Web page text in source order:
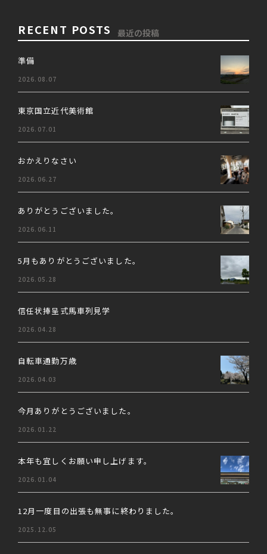
RECENT POSTS 最近の投稿
準備
2026.08.07
東京国立近代美術館
2026.07.01
おかえりなさい
2026.06.27
ありがとうございました。
2026.06.11
5月もありがとうございました。
2026.05.28
信任状捧呈式馬車列見学
2026.04.28
自転車通勤万歳
2026.04.03
今月ありがとうございました。
2026.01.22
本年も宜しくお願い申し上げます。
2026.01.04
12月一度目の出張も無事に終わりました。
2025.12.05